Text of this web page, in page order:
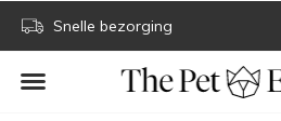
Snelle bezorging